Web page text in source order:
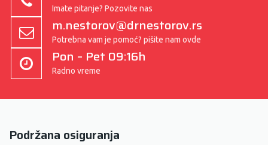
Imate pitanje? Pozovite nas
m.nestorov@drnestorov.rs
Potrebna vam je pomoć? pišite nam ovde
Pon – Pet 09:16h
Radno vreme
Podržana osiguranja